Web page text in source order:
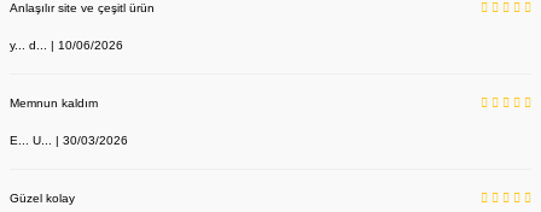
Anlaşılır site ve çeşitl ürün
y... d... | 10/06/2026
Memnun kaldım
E... U... | 30/03/2026
Güzel kolay